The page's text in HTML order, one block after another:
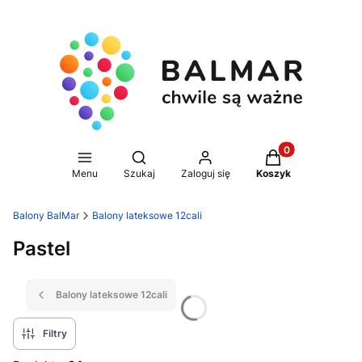
Menu
Otwórz wyszukiwarkę
Szukaj Zaloguj się
Produkty w
Koszyk
Balony BalMar Balony lateksowe 12cali
Pastel
Balony lateksowe 12cali
Filtry